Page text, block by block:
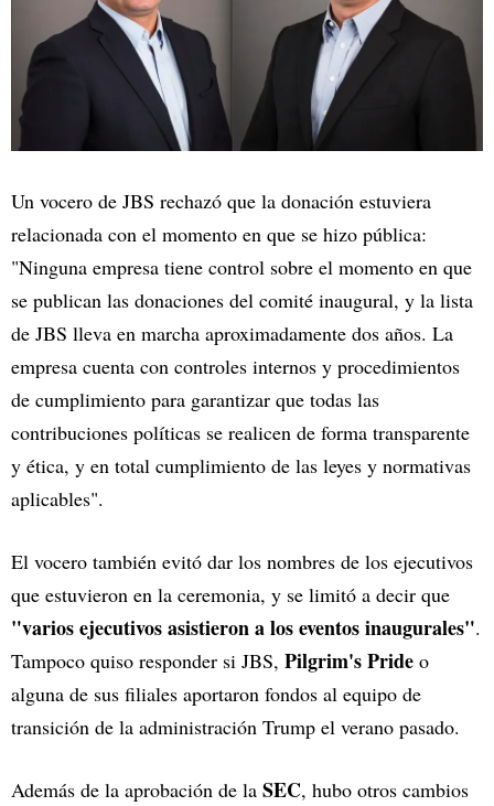
Un vocero de JBS rechazó que la donación estuviera
relacionada con el momento en que se hizo pública:
"Ninguna empresa tiene control sobre el momento en que
se publican las donaciones del comité inaugural, y la lista
de JBS lleva en marcha aproximadamente dos años. La
empresa cuenta con controles internos y procedimientos
de cumplimiento para garantizar que todas las
contribuciones políticas se realicen de forma transparente
y ética, y en total cumplimiento de las leyes y normativas
aplicables".
El vocero también evitó dar los nombres de los ejecutivos
que estuvieron en la ceremonia, y se limitó a decir que
"varios ejecutivos asistieron a los eventos inaugurales".
Tampoco quiso responder si JBS, Pilgrim's Pride o
alguna de sus filiales aportaron fondos al equipo de
transición de la administración Trump el verano pasado.
Además de la aprobación de la SEC, hubo otros cambios